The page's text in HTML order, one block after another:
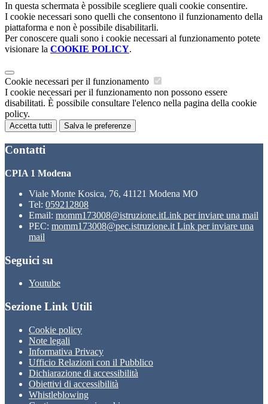
In questa schermata è possibile scegliere quali cookie consentire.
I cookie necessari sono quelli che consentono il funzionamento della
piattaforma e non è possibile disabilitarli.
Per conoscere quali sono i cookie necessari al funzionamento potete
visionare la COOKIE POLICY.
Cookie necessari per il funzionamento
I cookie necessari per il funzionamento non possono essere
disabilitati. È possibile consultare l'elenco nella pagina della cookie
policy.
Accetta tutti Salva le preferenze
Contatti
CPIA 1 Modena
Viale Monte Kosica, 76, 41121 Modena MO
Tel: 059212808
Email: momm173008@istruzione.itLink per inviare una mail
PEC: momm173008@pec.istruzione.it Link per inviare una
mail
Seguici su
Youtube
Sezione Link Utili
Cookie policy
Note legali
Informativa Privacy
Ufficio Relazioni con il Pubblico
Dichiarazione di accessibilità
Obiettivi di accessibilità
Whistleblowing